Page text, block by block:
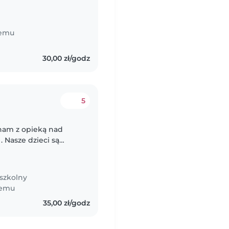
30,00 zł/godz
5
z opieką nad
Nasze dzieci są
35,00 zł/godz